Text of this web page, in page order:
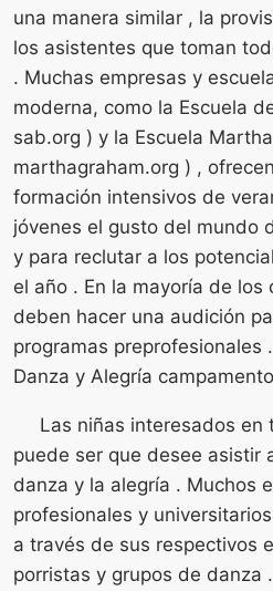
una manera similar , la
los asistentes que toman
. Muchas empresas y
moderna, como la Escuela
sab.org ) y la Escuela
marthagraham.org ) ,
formación intensivos de
jóvenes el gusto del mundo
y para reclutar a los
el año . En la mayoría de
deben hacer una audición
programas preprofesionales .
Danza y Alegría
Las niñas interesados ​​en
puede ser que desee asistir
danza y la alegría . Muchos
profesionales y
a través de sus respectivos
porristas y grupos de danza